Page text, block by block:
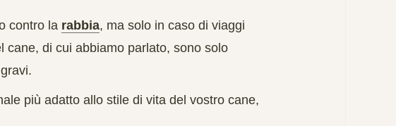
contro la rabbia, ma solo in caso di viaggi
cane, di cui abbiamo parlato, sono solo
più adatto allo stile di vita del vostro cane,